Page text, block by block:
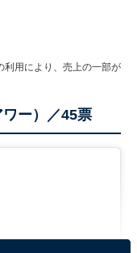
用により、売上の一部が
ー）／45票